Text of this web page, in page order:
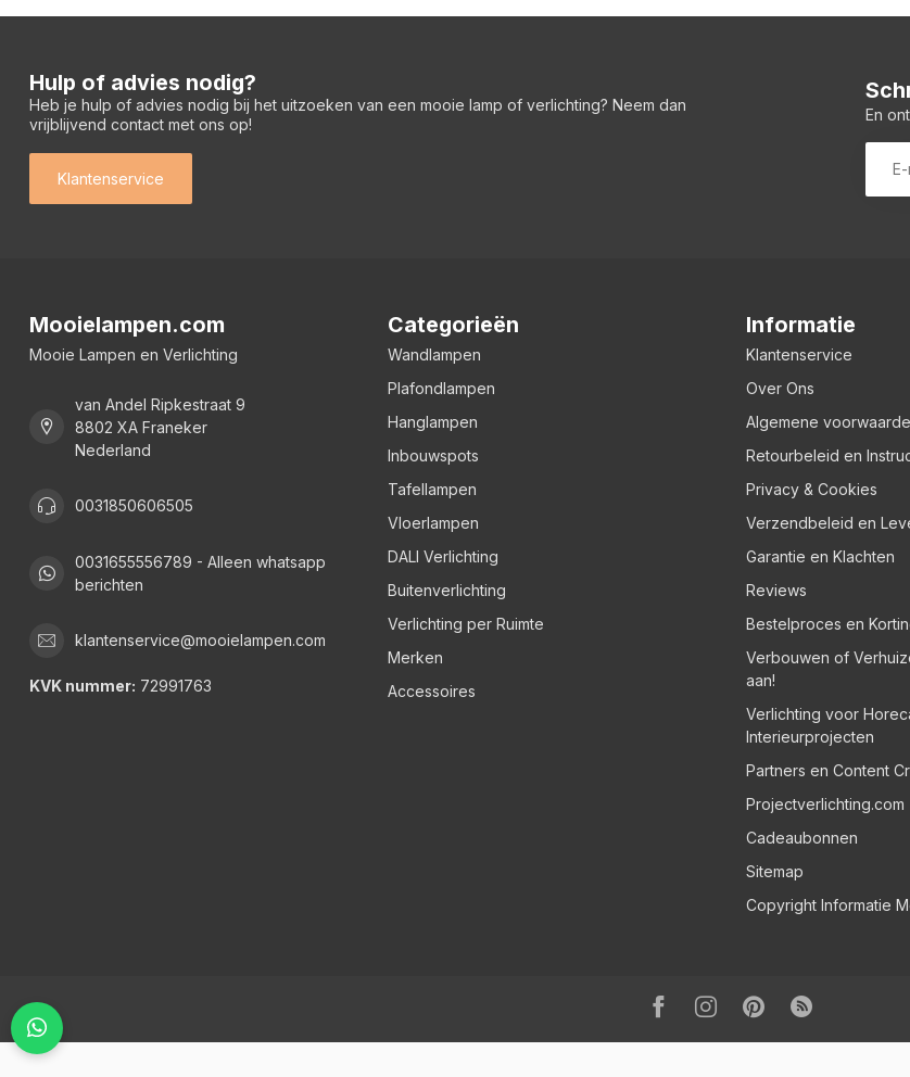
Hulp of advies nodig?
Heb je hulp of advies nodig bij het uitzoeken van een mooie lamp of verlichting? Neem dan
vrijblijvend contact met ons op!
Klantenservice
En
Mooielampen.com
Mooie Lampen en Verlichting
van Andel Ripkestraat 9
8802 XA Franeker
Nederland
0031850606505
0031655556789 - Alleen whatsapp
berichten
klantenservice@mooielampen.com
KVK nummer: 72991763
Categorieën
Wandlampen
Plafondlampen
Hanglampen
Inbouwspots
Tafellampen
Vloerlampen
DALI Verlichting
Buitenverlichting
Verlichting per Ruimte
Merken
Accessoires
Informatie
Klantenservice
Over Ons
Algemene
Retourbeleid en
Privacy & Cookies
Verzendbeleid en
Garantie en Klachten
Reviews
Bestelproces en
Verbouwen of
aan!
Verlichting voor
Interieurprojecten
Partners en Content
Projectverlichting.com
Cadeaubonnen
Sitemap
Copyright Informatie